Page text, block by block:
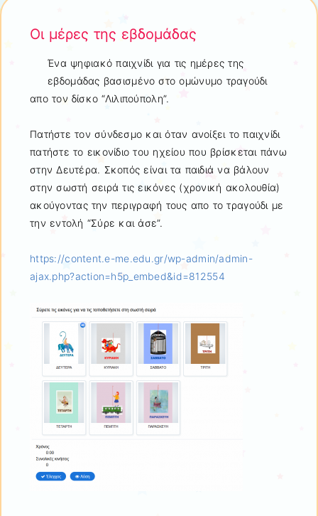
Οι μέρες της εβδομάδας
Ένα ψηφιακό παιχνίδι για τις ημέρες της
εβδομάδας βασισμένο στο ομώνυμο τραγούδι
απο τον δίσκο “Λιλιπούπολη”.
Πατήστε τον σύνδεσμο και όταν ανοίξει το παιχνίδι
πατήστε το εικονίδιο του ηχείου που βρίσκεται πάνω
στην Δευτέρα. Σκοπός είναι τα παιδιά να βάλουν
στην σωστή σειρά τις εικόνες (χρονική ακολουθία)
ακούγοντας την περιγραφή τους απο το τραγούδι με
την εντολή “Σύρε και άσε”.
https://content.e-me.edu.gr/wp-admin/admin-
ajax.php?action=h5p_embed&id=812554